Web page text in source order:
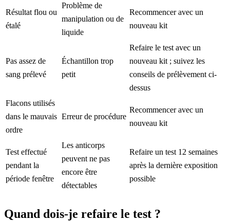
Résultat flou ou
étalé
Problème de
manipulation ou de
liquide
Recommencer avec un
nouveau kit
Pas assez de
sang prélevé
Échantillon trop
petit
Refaire le test avec un
nouveau kit ; suivez les
conseils de prélèvement ci-
dessus
Flacons utilisés
dans le mauvais
ordre
Erreur de procédure
Recommencer avec un
nouveau kit
Test effectué
pendant la
période fenêtre
Les anticorps
peuvent ne pas
encore être
détectables
Refaire un test 12 semaines
après la dernière exposition
possible
Quand dois-je refaire le test ?